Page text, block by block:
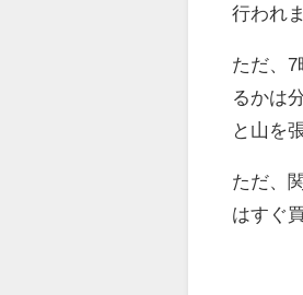
行われ
ただ、
るかは
と山を
ただ、
はすぐ